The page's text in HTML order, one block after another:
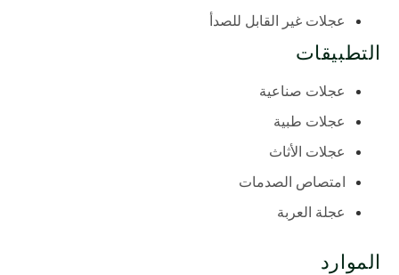
عجلات غير القابل للصدأ
التطبيقات
عجلات صناعية
عجلات طبية
عجلات الأثاث
امتصاص الصدمات
عجلة العربة
الموارد